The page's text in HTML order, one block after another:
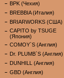
BPK (Чехия)
BREBBIA (Италия)
BRIARWORKS (США)
CAPITO by TSUGE
(Япония)
COMOY`S (Англия)
Dr. PLUMB`S (Англия)
DUNHILL (Англия)
GBD (Англия)